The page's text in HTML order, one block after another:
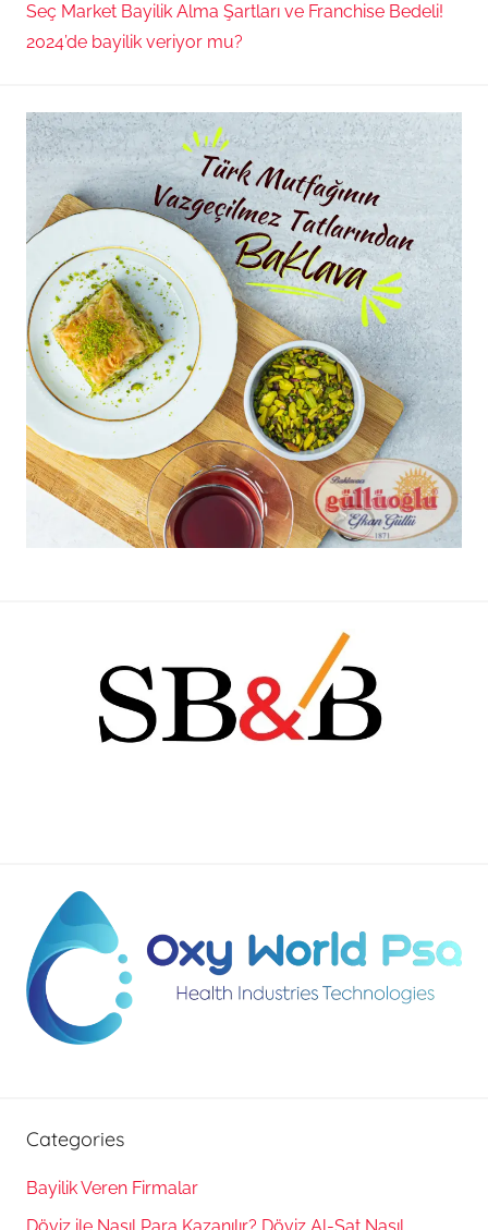
Seç Market Bayilik Alma Şartları ve Franchise Bedeli!
2024’de bayilik veriyor mu?
Categories
Bayilik Veren Firmalar
Döviz ile Nasıl Para Kazanılır? Döviz Al-Sat Nasıl